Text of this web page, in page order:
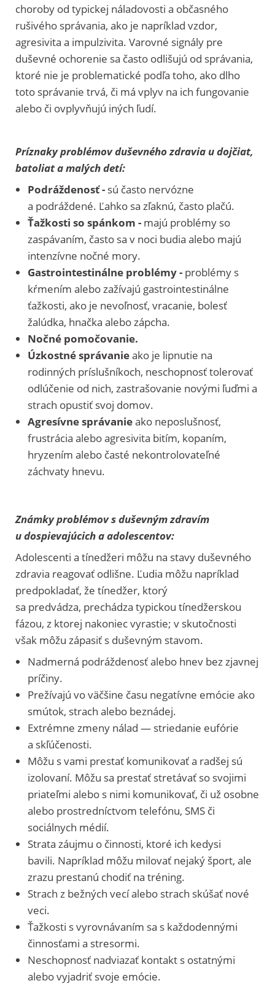
choroby od typickej náladovosti a občasného
rušivého správania, ako je napríklad vzdor,
agresivita a impulzivita. Varovné signály pre
duševné ochorenie sa často odlišujú od správania,
ktoré nie je problematické podľa toho, ako dlho
toto správanie trvá, či má vplyv na ich fungovanie
alebo či ovplyvňujú iných ľudí.
Príznaky problémov duševného zdravia u dojčiat,
batoliat a malých detí:
Podráždenosť - sú často nervózne
a podráždené. Ľahko sa zľaknú, často plačú.
Ťažkosti so spánkom - majú problémy so
zaspávaním, často sa v noci budia alebo majú
intenzívne nočné mory.
Gastrointestinálne problémy - problémy s
kŕmením alebo zažívajú gastrointestinálne
ťažkosti, ako je nevoľnosť, vracanie, bolesť
žalúdka, hnačka alebo zápcha.
Nočné pomočovanie.
Úzkostné správanieako je lipnutie na
rodinných príslušníkoch, neschopnosť tolerovať
odlúčenie od nich, zastrašovanie novými ľuďmi a
strach opustiť svoj domov.
Agresívne správanieako neposlušnosť,
frustrácia alebo agresivita bitím, kopaním,
hryzením alebo časté nekontrolovateľné
záchvaty hnevu.
Známky problémov s duševným zdravím
u dospievajúcich a adolescentov:
Adolescenti a tínedžeri môžu na stavy duševného
zdravia reagovať odlišne. Ľudia môžu napríklad
predpokladať, že tínedžer, ktorý
sa predvádza, prechádza typickou tínedžerskou
fázou, z ktorej nakoniec vyrastie; v skutočnosti
však môžu zápasiť s duševným stavom.
Nadmerná podráždenosť alebo hnev bez zjavnej
príčiny.
Prežívajú vo väčšine času negatívne emócie ako
smútok, strach alebo beznádej.
Extrémne zmeny nálad — striedanie eufórie
a skľúčenosti.
Môžu s vami prestať komunikovať a radšej sú
izolovaní. Môžu sa prestať stretávať so svojimi
priateľmi alebo s nimi komunikovať, či už osobne
alebo prostredníctvom telefónu, SMS či
sociálnych médií.
Strata záujmu o činnosti, ktoré ich kedysi
bavili. Napríklad môžu milovať nejaký šport, ale
zrazu prestanú chodiť na tréning.
Strach z bežných vecí alebo strach skúšať nové
veci.
Ťažkosti s vyrovnávaním sa s každodennými
činnosťami a stresormi.
Neschopnosť nadviazať kontakt s ostatnými
alebo vyjadriť svoje emócie.